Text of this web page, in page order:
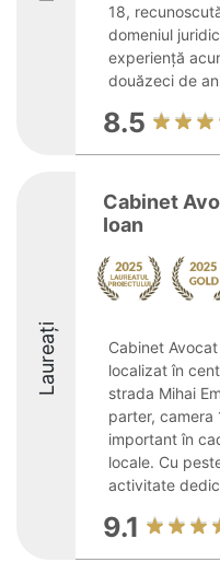
18,
domeniul
experiență
douăzeci de
8.5
Laureați
Cabinet
Ioan
Cabinet
localizat în
strada Mihai
parter, camera
important în
locale. Cu
activitate
9.1